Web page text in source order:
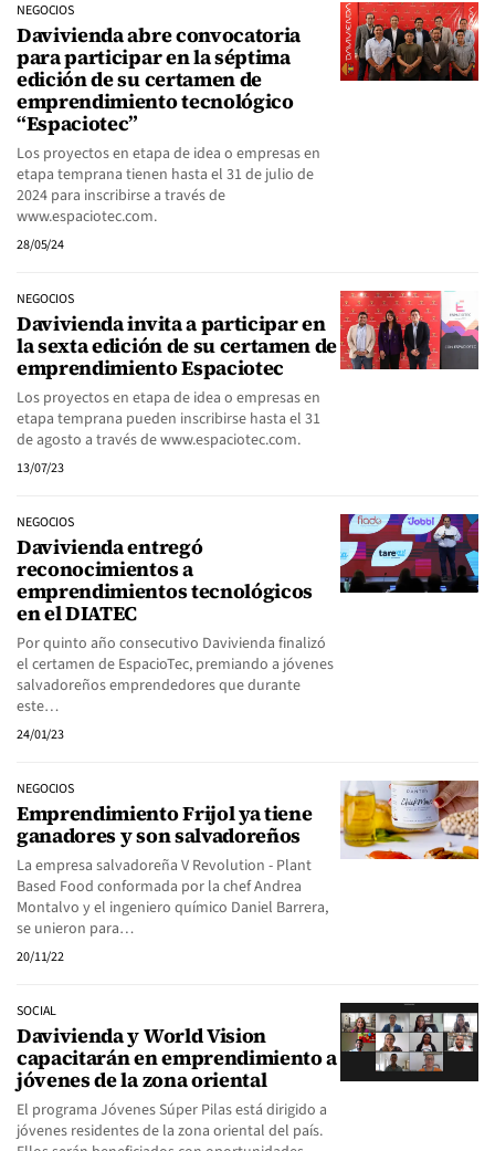
NEGOCIOS
Davivienda abre convocatoria
para participar en la séptima
edición de su certamen de
emprendimiento tecnológico
“Espaciotec”
Los proyectos en etapa de idea o empresas en
etapa temprana tienen hasta el 31 de julio de
2024 para inscribirse a través de
www.espaciotec.com.
28/05/24
NEGOCIOS
Davivienda invita a participar en
la sexta edición de su certamen de
emprendimiento Espaciotec
Los proyectos en etapa de idea o empresas en
etapa temprana pueden inscribirse hasta el 31
de agosto a través de www.espaciotec.com.
13/07/23
NEGOCIOS
Davivienda entregó
reconocimientos a
emprendimientos tecnológicos
en el DIATEC
Por quinto año consecutivo Davivienda finalizó
el certamen de EspacioTec, premiando a jóvenes
salvadoreños emprendedores que durante
este…
24/01/23
NEGOCIOS
Emprendimiento Frijol ya tiene
ganadores y son salvadoreños
La empresa salvadoreña V Revolution - Plant
Based Food conformada por la chef Andrea
Montalvo y el ingeniero químico Daniel Barrera,
se unieron para…
20/11/22
SOCIAL
Davivienda y World Vision
capacitarán en emprendimiento a
jóvenes de la zona oriental
El programa Jóvenes Súper Pilas está dirigido a
jóvenes residentes de la zona oriental del país.